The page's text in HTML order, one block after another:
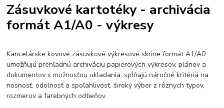
Zásuvkové kartotéky - archivácia
formát A1/A0 - výkresy
Kancelárske kovové zásuvkové výkresové skrine formát A1/A0
umožňujú prehľadnú archiváciu papierových výkresov, plánov a
dokumentov s možnosťou ukladania, spĺňajú náročné kritériá na
nosnosť, odolnosť a spoľahlivosť, široký výber z rôznych typov,
rozmerov a farebných odtieňov.